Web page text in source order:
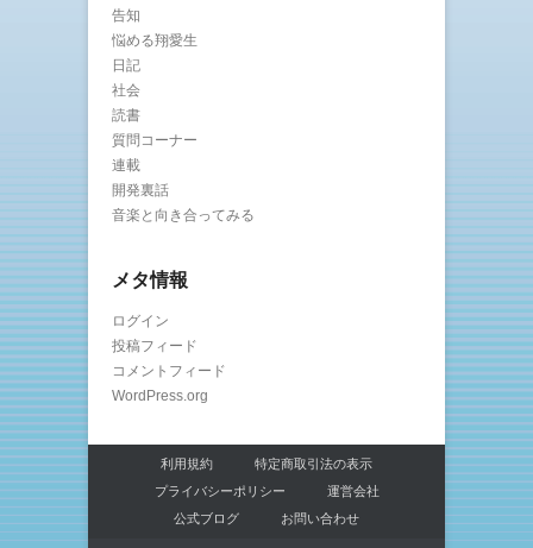
告知
悩める翔愛生
日記
社会
読書
質問コーナー
連載
開発裏話
音楽と向き合ってみる
メタ情報
ログイン
投稿フィード
コメントフィード
WordPress.org
利用規約
特定商取引法の表示
プライバシーポリシー
運営会社
公式ブログ
お問い合わせ